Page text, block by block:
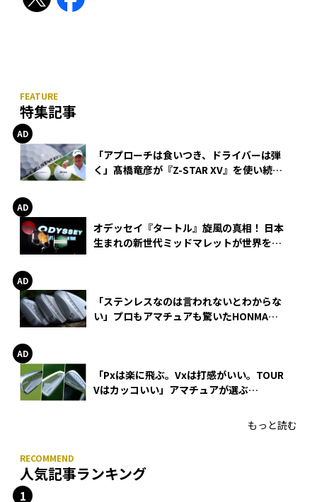
特集記事
「アプローチは食いつき、ドライバーは弾
く」髙橋竜彦が『Z-STAR XV』を使い続け
オデッセイ『タートル』旋風の真相！ 日本
生まれの新世代ミッドマレットが世界を席
「ステンレスなのは言われないとわからな
い」プロもアマチュアも驚いたHONMA
「Pxは楽に飛ぶ。Vxは打感がいい。TOUR
Vはカッコいい」アマチュアが選ぶ
もっと読む
人気記事ランキング